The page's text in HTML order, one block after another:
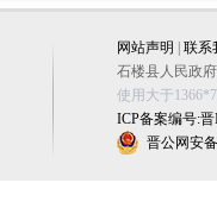
网站声明
联系
石楼县人民政
使用大于
ICP备案编号:晋
晋公网安